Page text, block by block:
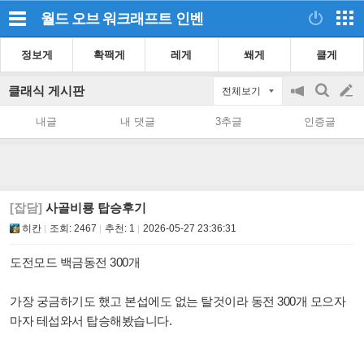
월드 오브 워크래프트 인벤
정보게 확팩게 레게 쐐게 클게
클래식 게시판 전체보기
공
on/off
검
색
글
쓰
내글 내 댓글 3추글 인증글
[잡담] 사골비룡 탑승후기
히칸 조회: 2467 추천: 1 2026-05-27 23:36:31
도전모드 백금동전 300개
가장 궁금하기도 했고 본섭에도 없는 탈것이라 동전 300개 모으자
마자 테섭와서 탑승해봤습니다.